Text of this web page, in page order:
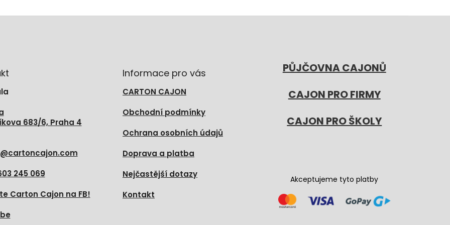
683/6, Praha 4
@cartoncajon.com
245 069
Carton Cajon na FB!
Informace pro vás
CARTON CAJON
Obchodní podmínky
Ochrana osobních údajů
Doprava a platba
Nejčastější dotazy
Kontakt
PŮJČOVNA CAJONŮ
CAJON PRO FIRMY
CAJON PRO ŠKOLY
Akceptujeme tyto platby